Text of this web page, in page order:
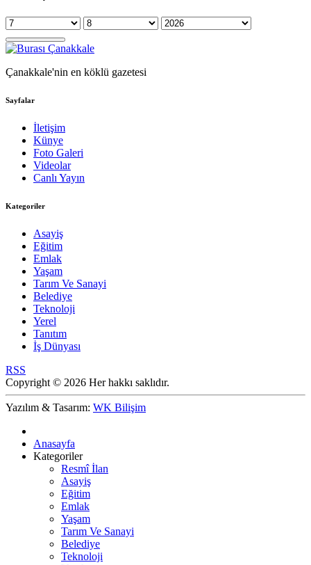
Çanakkale'nin en köklü gazetesi
Sayfalar
İletişim
Künye
Foto Galeri
Videolar
Canlı Yayın
Kategoriler
Asayiş
Eğitim
Emlak
Yaşam
Tarım Ve Sanayi
Belediye
Teknoloji
Yerel
Tanıtım
İş Dünyası
RSS
Copyright © 2026 Her hakkı saklıdır.
Yazılım & Tasarım: WK Bilişim
Anasayfa
Kategoriler
Resmî İlan
Asayiş
Eğitim
Emlak
Yaşam
Tarım Ve Sanayi
Belediye
Teknoloji